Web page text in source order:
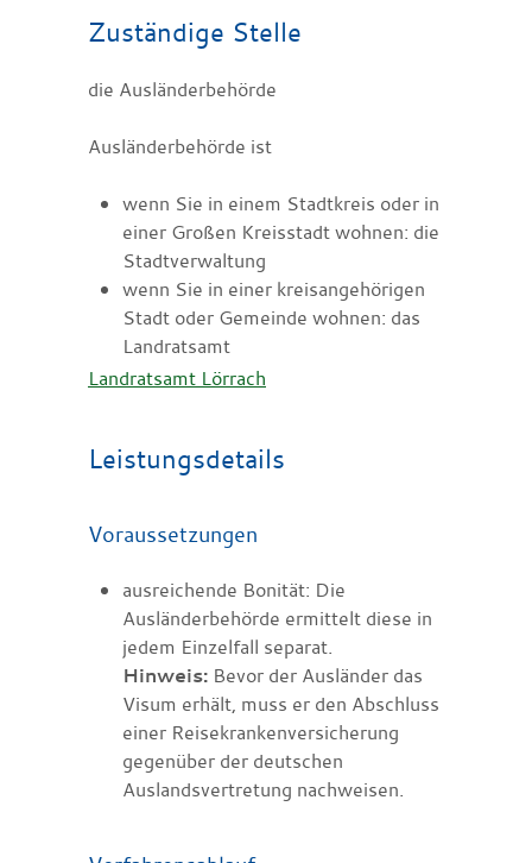
Zuständige Stelle
die Ausländerbehörde
Ausländerbehörde ist
wenn Sie in einem Stadtkreis oder in
einer Großen Kreisstadt wohnen: die
Stadtverwaltung
wenn Sie in einer kreisangehörigen
Stadt oder Gemeinde wohnen: das
Landratsamt
Landratsamt Lörrach
Leistungsdetails
Voraussetzungen
ausreichende Bonität: Die
Ausländerbehörde ermittelt diese in
jedem Einzelfall separat.
Hinweis:Bevor der Ausländer das
Visum erhält, muss er den Abschluss
einer Reisekrankenversicherung
gegenüber der deutschen
Auslandsvertretung nachweisen.